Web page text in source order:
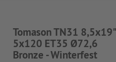
Tomason TN31 8,5x19"
5x120 ET35 Ø72,6
Bronze - Winterfest